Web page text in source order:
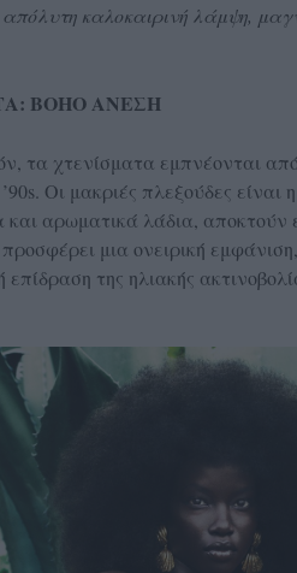
απόλυτη καλοκαιρινή λάμψη,
BOHO ΑΝΕΣΗ
τα χτενίσματα εμπνέονται
Οι μακριές πλεξούδες
και αρωματικά λάδια,
προσφέρει μια ονειρική
της ηλιακής